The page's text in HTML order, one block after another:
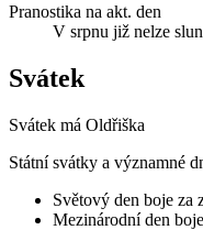
Pranostika na akt. den
V srpnu již nelze
Svátek
Svátek má Oldřiška
Státní svátky a významné
Světový den boje za
Mezinárodní den